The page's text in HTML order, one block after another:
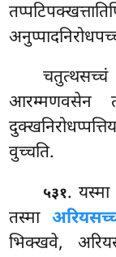
आरम्मणवसेन
वुच्चति.
५३१. यस्मा
तस्मा
भिक्खवे,